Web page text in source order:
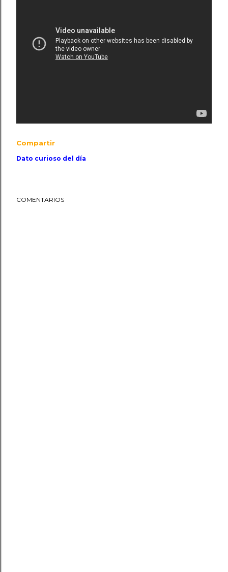
Compartir
Dato curioso del día
COMENTARIOS